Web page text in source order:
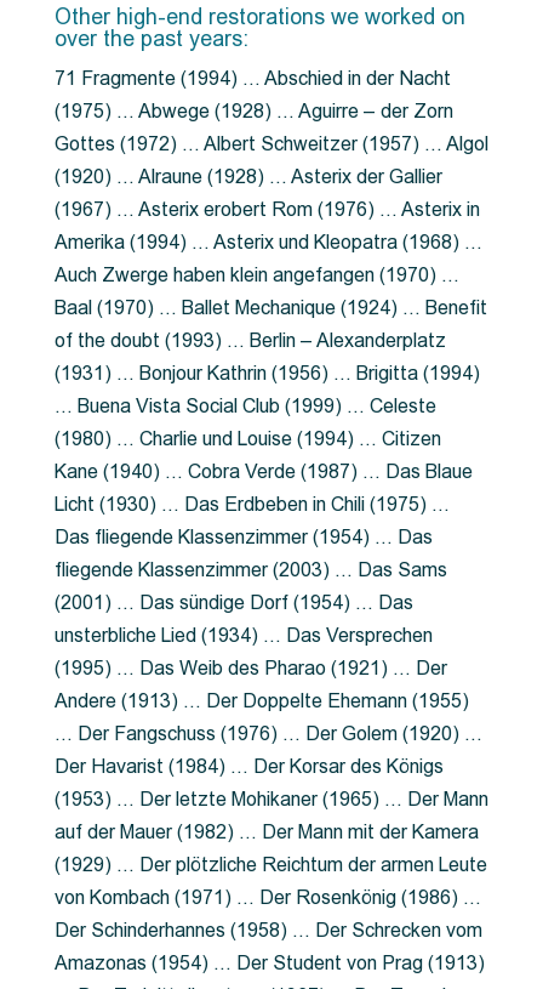
Other high-end restorations we worked on
over the past years:
71 Fragmente (1994) … Abschied in der Nacht
(1975) … Abwege (1928) … Aguirre – der Zorn
Gottes (1972) … Albert Schweitzer (1957) … Algol
(1920) … Alraune (1928) … Asterix der Gallier
(1967) … Asterix erobert Rom (1976) … Asterix in
Amerika (1994) … Asterix und Kleopatra (1968) …
Auch Zwerge haben klein angefangen (1970) …
Baal (1970) … Ballet Mechanique (1924) … Benefit
of the doubt (1993) … Berlin – Alexanderplatz
(1931) … Bonjour Kathrin (1956) … Brigitta (1994)
… Buena Vista Social Club (1999) … Celeste
(1980) … Charlie und Louise (1994) … Citizen
Kane (1940) … Cobra Verde (1987) … Das Blaue
Licht (1930) … Das Erdbeben in Chili (1975) …
Das fliegende Klassenzimmer (1954) … Das
fliegende Klassenzimmer (2003) … Das Sams
(2001) … Das sündige Dorf (1954) … Das
unsterbliche Lied (1934) … Das Versprechen
(1995) … Das Weib des Pharao (1921) … Der
Andere (1913) … Der Doppelte Ehemann (1955)
… Der Fangschuss (1976) … Der Golem (1920) …
Der Havarist (1984) … Der Korsar des Königs
(1953) … Der letzte Mohikaner (1965) … Der Mann
auf der Mauer (1982) … Der Mann mit der Kamera
(1929) … Der plötzliche Reichtum der armen Leute
von Kombach (1971) … Der Rosenkönig (1986) …
Der Schinderhannes (1958) … Der Schrecken vom
Amazonas (1954) … Der Student von Prag (1913)